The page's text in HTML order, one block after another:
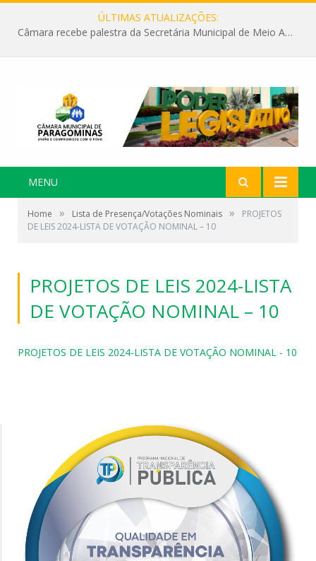
ÚLTIMAS ATUALIZAÇÕES:
Câmara recebe palestra da Secretária Municipal de Meio Ambiente sobre as ações da “SEMANA DO MEIO AMBIENTE”
MENU
Home » Lista de Presença/Votações Nominais »
PROJETOS
DE LEIS 2024-LISTA DE VOTAÇÃO NOMINAL – 10
PROJETOS DE LEIS 2024-LISTA
DE VOTAÇÃO NOMINAL – 10
PROJETOS DE LEIS 2024-LISTA DE VOTAÇÃO NOMINAL - 10